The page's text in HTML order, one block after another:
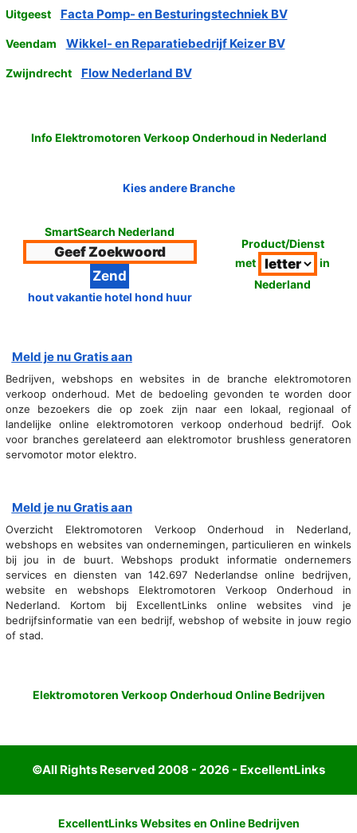
Uitgeest Facta Pomp- en Besturingstechniek BV
Veendam Wikkel- en Reparatiebedrijf Keizer BV
Zwijndrecht Flow Nederland BV
Info Elektromotoren Verkoop Onderhoud in Nederland
Kies andere Branche
SmartSearch Nederland
hout vakantie hotel hond huur
Product/Dienst
met
in
Nederland
Meld je nu Gratis aan
Bedrijven, webshops en websites in de branche elektromotoren
verkoop onderhoud. Met de bedoeling gevonden te worden door
onze bezoekers die op zoek zijn naar een lokaal, regionaal of
landelijke online elektromotoren verkoop onderhoud bedrijf. Ook
voor branches gerelateerd aan elektromotor brushless generatoren
servomotor motor elektro.
Meld je nu Gratis aan
Overzicht Elektromotoren Verkoop Onderhoud in Nederland,
webshops en websites van ondernemingen, particulieren en winkels
bij jou in de buurt. Webshops produkt informatie ondernemers
services en diensten van 142.697 Nederlandse online bedrijven,
website en webshops Elektromotoren Verkoop Onderhoud in
Nederland. Kortom bij ExcellentLinks online websites vind je
bedrijfsinformatie van een bedrijf, webshop of website in jouw regio
of stad.
Elektromotoren Verkoop Onderhoud Online Bedrijven
©All Rights Reserved 2008 - 2026 - ExcellentLinks
ExcellentLinks Websites en Online Bedrijven